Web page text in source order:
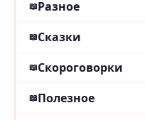
Разное
Сказки
Скороговорки
Полезное